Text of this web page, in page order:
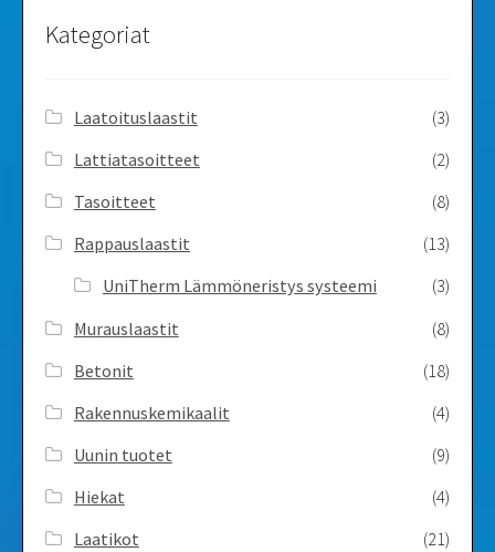
Kategoriat
Laatoituslaastit
(3)
Lattiatasoitteet
(2)
Tasoitteet
(8)
Rappauslaastit
(13)
UniTherm Lämmöneristys systeemi
(3)
Murauslaastit
(8)
Betonit
(18)
Rakennuskemikaalit
(4)
Uunin tuotet
(9)
Hiekat
(4)
Laatikot
(21)